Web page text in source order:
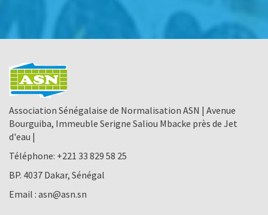
Association Sénégalaise de Normalisation ASN | Avenue
Bourguiba, Immeuble Serigne Saliou Mbacke près de Jet
d'eau |
Téléphone: +221 33 829 58 25
BP. 4037 Dakar, Sénégal
Email : asn@asn.sn